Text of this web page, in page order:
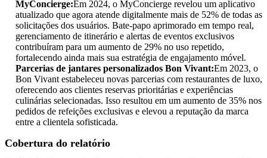
MyConcierge:Em 2024, o MyConcierge revelou um aplicativo
atualizado que agora atende digitalmente mais de 52% de todas as
solicitações dos usuários. Bate-papo aprimorado em tempo real,
gerenciamento de itinerário e alertas de eventos exclusivos
contribuíram para um aumento de 29% no uso repetido,
fortalecendo ainda mais sua estratégia de engajamento móvel.
Parcerias de jantares personalizados Bon Vivant:Em 2023, o
Bon Vivant estabeleceu novas parcerias com restaurantes de luxo,
oferecendo aos clientes reservas prioritárias e experiências
culinárias selecionadas. Isso resultou em um aumento de 35% nos
pedidos de refeições exclusivas e elevou a reputação da marca
entre a clientela sofisticada.
Cobertura do relatório